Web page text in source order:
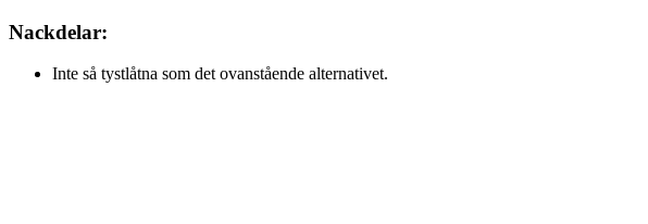
Nackdelar:
Inte så tystlåtna som det ovanstående alternativet.